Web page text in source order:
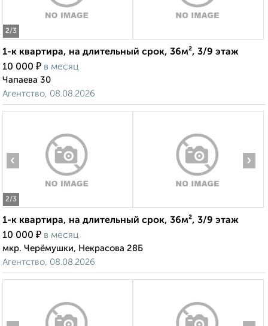
2/3
1-к квартира, на длительный срок, 36м², 3/9 этаж
10 000 ₽ в месяц
Чапаева 30
Агентство, 08.08.2026
2/3
‹ ›
1-к квартира, на длительный срок, 36м², 3/9 этаж
10 000 ₽ в месяц
мкр. Черёмушки, Некрасова 28Б
Агентство, 08.08.2026